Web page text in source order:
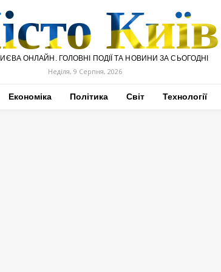
Київ
ОНЛАЙН. ГОЛОВНІ ПОДІЇ ТА НОВИНИ ЗА СЬОГОДНІ
Неділя, 9 Серпня, 2026
Економіка Політика Світ Технології